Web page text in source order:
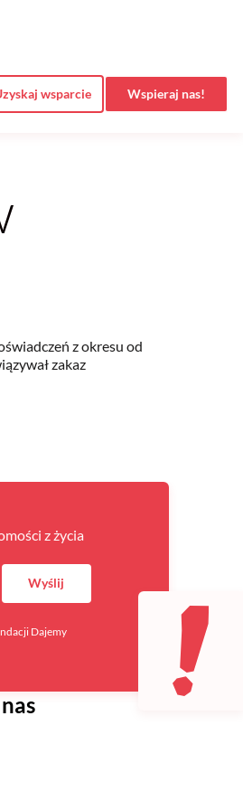
wsparcie Wspieraj nas!
z okresu od
zakaz
z życia
Dajemy
Wyślij